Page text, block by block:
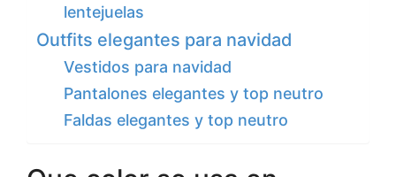
lentejuelas
Outfits elegantes para navidad
Vestidos para navidad
Pantalones elegantes y top neutro
Faldas elegantes y top neutro